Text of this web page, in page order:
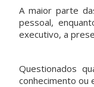
A maior parte
pessoal,
executivo, a
Questionados
conhecimento ou
s o Dia da
Mulher ...
21